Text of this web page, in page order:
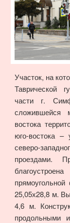
Участок, на
Таврической
части г.
сложившейся
востока
юго-востока –
северо-
проездами.
25,05х28,8 м.
4,6 м.
продольными